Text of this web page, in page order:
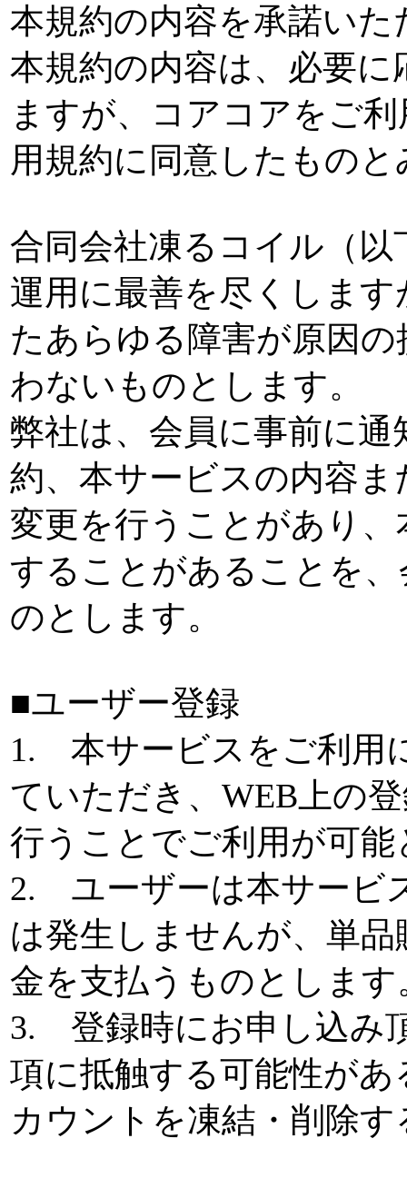
本規約の内容を承諾い
本規約の内容は、必要
ますが、コアコアをご
用規約に同意したもの
合同会社凍るコイル（
運用に最善を尽くしま
たあらゆる障害が原因
わないものとします。
弊社は、会員に事前に
約、本サービスの内容
変更を行うことがあり
することがあることを
のとします。
■ユーザー登録
1. 本サービスをご利用
ていただき、WEB上の
行うことでご利用が可
2. ユーザーは本サービ
は発生しませんが、単
金を支払うものとします
3. 登録時にお申し込み
項に抵触する可能性が
カウントを凍結・削除